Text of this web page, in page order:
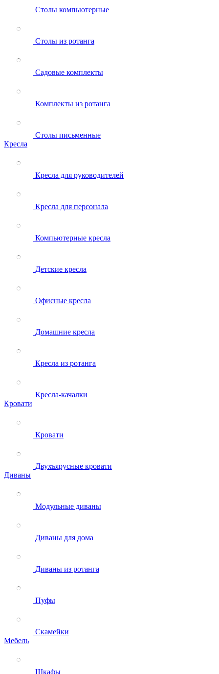
Столы компьютерные
Столы из ротанга
Садовые комплекты
Комплекты из ротанга
Столы письменные
Кресла
Кресла для руководителей
Кресла для персонала
Компьютерные кресла
Детские кресла
Офисные кресла
Домашние кресла
Кресла из ротанга
Кресла-качалки
Кровати
Кровати
Двухъярусные кровати
Диваны
Модульные диваны
Диваны для дома
Диваны из ротанга
Пуфы
Скамейки
Мебель
Шкафы